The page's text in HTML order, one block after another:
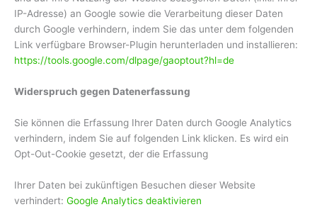
IP-Adresse) an Google sowie die Verarbeitung dieser Daten
durch Google verhindern, indem Sie das unter dem folgenden
Link verfügbare Browser-Plugin herunterladen und installieren:
https://tools.google.com/dlpage/gaoptout?hl=de
Widerspruch gegen Datenerfassung
Sie können die Erfassung Ihrer Daten durch Google Analytics
verhindern, indem Sie auf folgenden Link klicken. Es wird ein
Opt-Out-Cookie gesetzt, der die Erfassung
Ihrer Daten bei zukünftigen Besuchen dieser Website
verhindert: Google Analytics deaktivieren